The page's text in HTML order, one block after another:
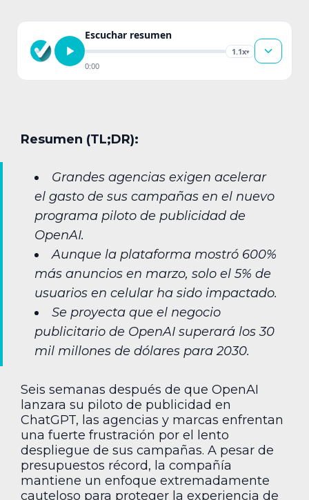
Escuchar resumen
1.1x▾
0:00
Resumen (TL;DR):
Grandes agencias exigen acelerar
el gasto de sus campañas en el nuevo
programa piloto de publicidad de
OpenAI.
Aunque la plataforma mostró 600%
más anuncios en marzo, solo el 5% de
usuarios en celular ha sido impactado.
Se proyecta que el negocio
publicitario de OpenAI superará los 30
mil millones de dólares para 2030.
Seis semanas después de que OpenAI
lanzara su piloto de publicidad en
ChatGPT, las agencias y marcas enfrentan
una fuerte frustración por el lento
despliegue de sus campañas. A pesar de
presupuestos récord, la compañía
mantiene un enfoque extremadamente
cauteloso para proteger la experiencia de